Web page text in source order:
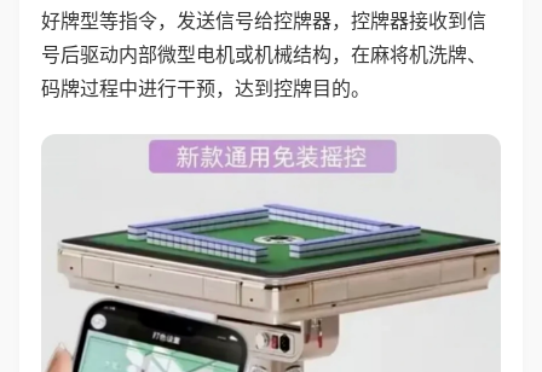
好牌型等指令，发送信号给控牌器，控牌器接收到信
号后驱动内部微型电机或机械结构，在麻将机洗牌、
码牌过程中进行干预，达到控牌目的。